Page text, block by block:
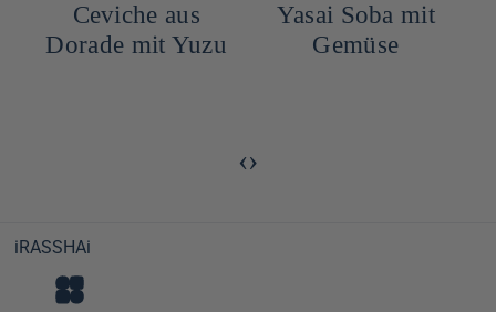
Yasai Soba mit
Gemüse
Panna Cotta mit
schwarzem
‹›
iRASSHAi